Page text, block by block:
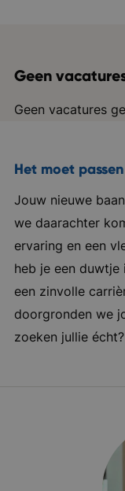
Geen
Geen vacatures
Het moet
Jouw nieuwe
we daarachter
ervaring en een
heb je een
een zinvolle
doorgronden we
zoeken jullie